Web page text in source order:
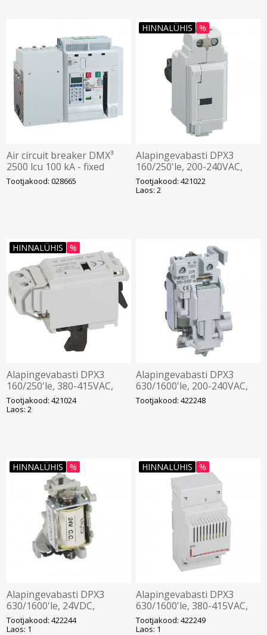
Air circuit breaker DMX³
2500 lcu 100 kA - fixed
version - 3P - 2000 A,
Legrand
Tootjakood: 028665
HINNALÜHIS %
Alapingevabasti DPX3
160/250'le, 200-240VAC,
Legrand
Tootjakood: 421022
Laos: 2
HINNALÜHIS %
Alapingevabasti DPX3
160/250'le, 380-415VAC,
Legrand
Tootjakood: 421024
Laos: 2
Alapingevabasti DPX3
630/1600'le, 200-240VAC,
Legrand
Tootjakood: 422248
HINNALÜHIS %
Alapingevabasti DPX3
630/1600'le, 24VDC,
Legrand
Tootjakood: 422244
Laos: 1
HINNALÜHIS %
Alapingevabasti DPX3
630/1600'le, 380-415VAC,
Legrand
Tootjakood: 422249
Laos: 1